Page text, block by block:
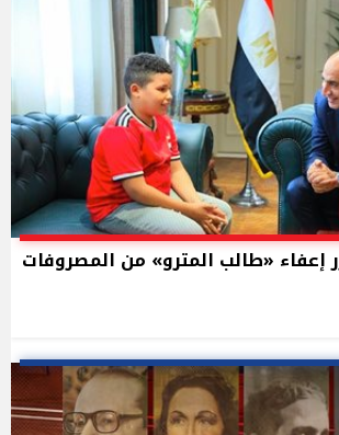
إعفاء «طالب المترو» من المصروفات